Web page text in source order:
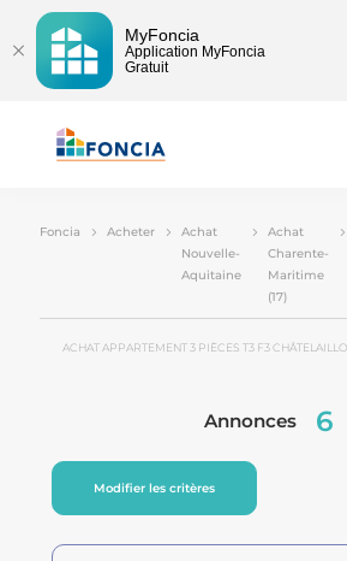
MyFoncia
Application MyFoncia
Gratuit
Foncia Acheter
Achat
Nouvelle-
Aquitaine
Achat
Charente-
Maritime
(17)
ACHAT APPARTEMENT 3 PIÈCES T3 F3
Annonces 6
Modifier les critères